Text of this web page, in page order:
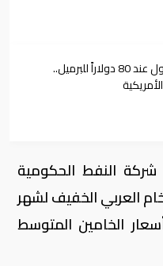
أسعار النفط تداول عند 80 دولاراً للبرميل..
النفط الحكومية
العربي الخفيف لشهر
الخامين المتوسط